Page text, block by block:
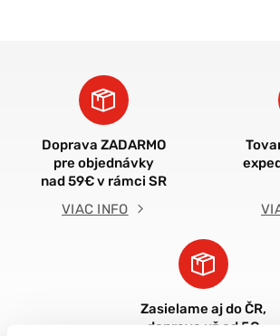
Doprava ZADARMO
pre objednávky
nad 59€ v rámci SR
VIAC INFO
Zasielame aj do ČR,
doprava už od 5€